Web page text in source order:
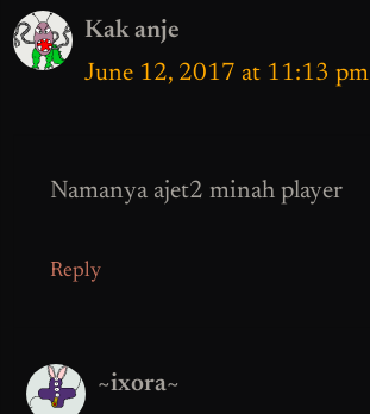
Kak anje
June 12, 2017 at 11:13 pm
Namanya ajet2 minah player
Reply
~ixora~